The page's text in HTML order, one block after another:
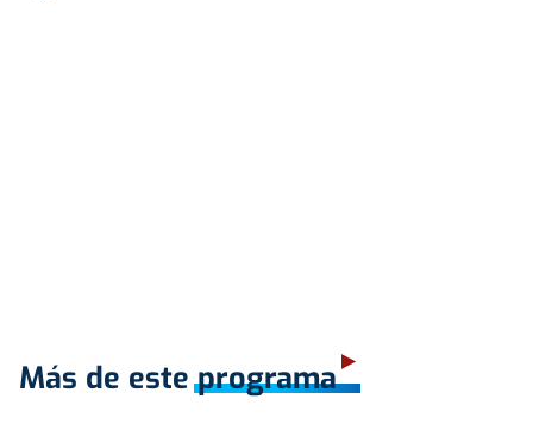
Más de este programa